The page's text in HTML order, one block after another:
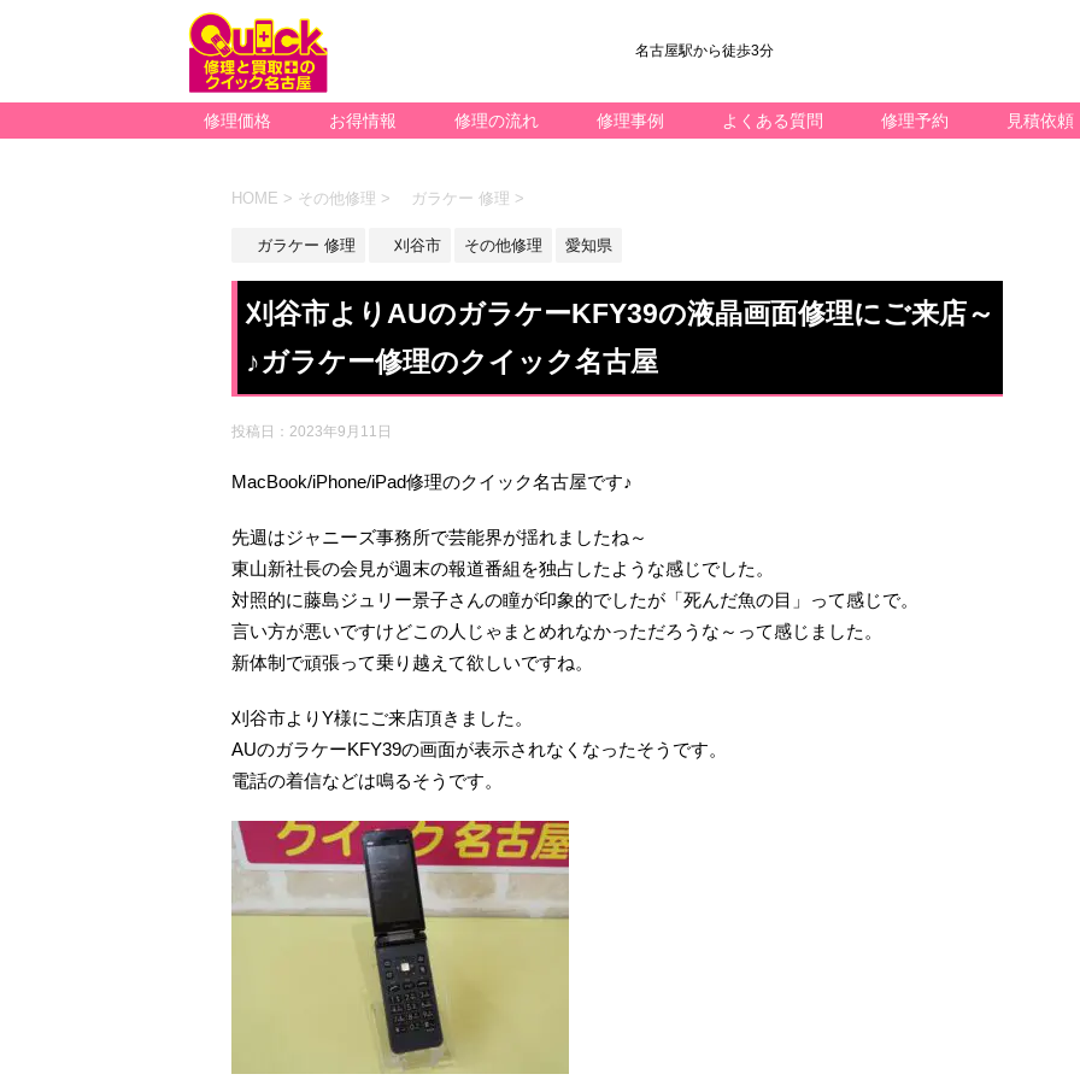
名古屋駅から徒歩3分
修理価格 お得情報 修理の流れ 修理事例 よくある質問 修理予約 見積依頼
HOME > その他修理 > ガラケー 修理 >
ガラケー 修理 刈谷市 その他修理 愛知県
刈谷市よりAUのガラケーKFY39の液晶画面修理にご来店～
♪ガラケー修理のクイック名古屋
投稿日： 2023年9月11日
MacBook/iPhone/iPad修理のクイック名古屋です♪
先週はジャニーズ事務所で芸能界が揺れましたね～
東山新社長の会見が週末の報道番組を独占したような感じでした。
対照的に藤島ジュリー景子さんの瞳が印象的でしたが「死んだ魚の目」って感じで。
言い方が悪いですけどこの人じゃまとめれなかっただろうな～って感じました。
新体制で頑張って乗り越えて欲しいですね。
刈谷市よりY様にご来店頂きました。
AUのガラケーKFY39の画面が表示されなくなったそうです。
電話の着信などは鳴るそうです。